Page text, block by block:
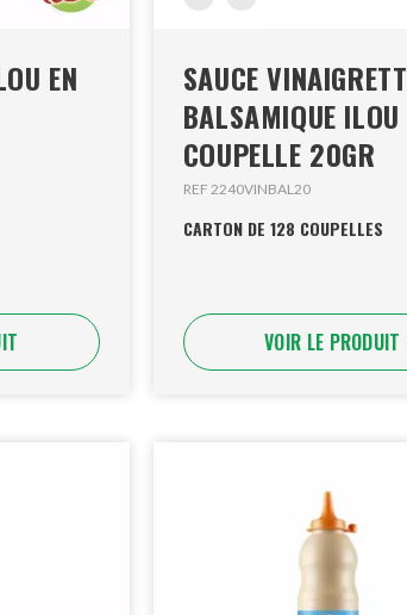
EN
SAUCE
BALSAMIQUE ILOU
COUPELLE 20GR
REF 2240VINBAL20
CARTON DE 128 COUPELLES
VOIR LE PRODUIT